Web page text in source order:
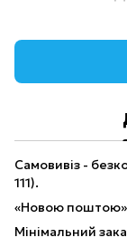
Самовивіз -
111).
«Новою поштою»
Мінімальний